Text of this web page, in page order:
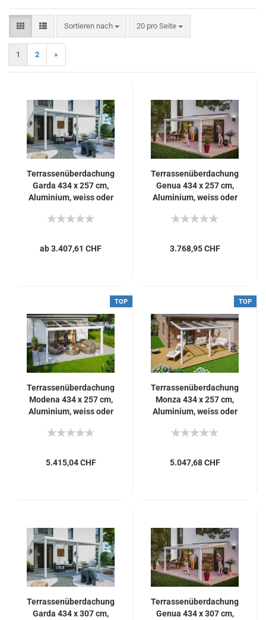
Sortieren nach
Sortieren nach 20 pro Seite
pro Seite
1 2 »
Terrassenüberdachung
Garda 434 x 257 cm,
Aluminium, weiss oder
ab 3.407,61 CHF
Terrassenüberdachung
Genua 434 x 257 cm,
Aluminium, weiss oder
3.768,95 CHF
TOP
Terrassenüberdachung
Modena 434 x 257 cm,
Aluminium, weiss oder
5.415,04 CHF
TOP
Terrassenüberdachung
Monza 434 x 257 cm,
Aluminium, weiss oder
5.047,68 CHF
Terrassenüberdachung
Garda 434 x 307 cm,
Terrassenüberdachung
Genua 434 x 307 cm,